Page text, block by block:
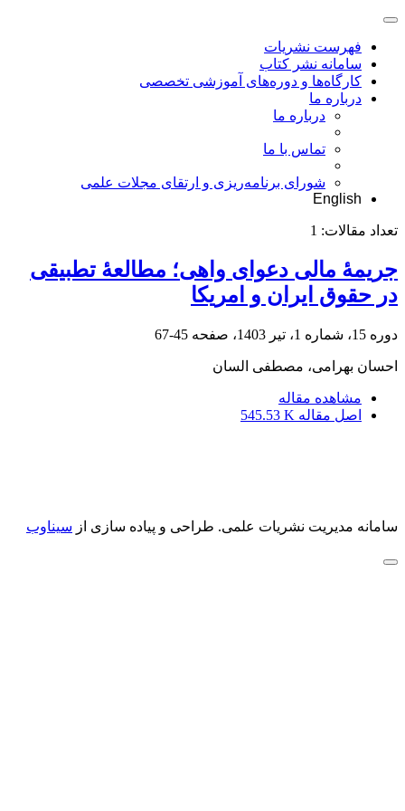
فهرست نشریات
سامانه نشر کتاب
کارگاه‌ها و دوره‌های آموزشی تخصصی
درباره ما
درباره ما
تماس با ما
شورای برنامه‌ریزی و ارتقای مجلات علمی
English
تعداد مقالات: 1
جریمۀ مالی دعوای واهی؛ مطالعۀ تطبیقی
در حقوق ایران و امریکا
دوره 15، شماره 1، تیر 1403، صفحه 45-67
احسان بهرامی، مصطفی السان
مشاهده مقاله
اصل مقاله 545.53 K
سامانه مدیریت نشریات علمی. طراحی و پیاده سازی از سیناوب